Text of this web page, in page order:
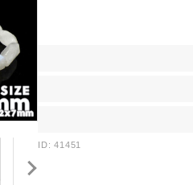
ID: 41451